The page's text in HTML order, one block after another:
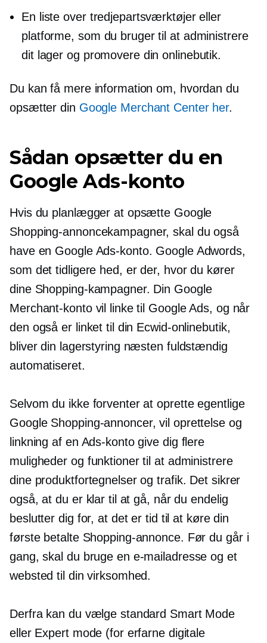
En liste over tredjepartsværktøjer eller
platforme, som du bruger til at administrere
dit lager og promovere din onlinebutik.
Du kan få mere information om, hvordan du
opsætter din Google Merchant Center her.
Sådan opsætter du en
Google Ads-konto
Hvis du planlægger at opsætte Google
Shopping-annoncekampagner, skal du også
have en Google Ads-konto. Google Adwords,
som det tidligere hed, er der, hvor du kører
dine Shopping-kampagner. Din Google
Merchant-konto vil linke til Google Ads, og når
den også er linket til din Ecwid-onlinebutik,
bliver din lagerstyring næsten fuldstændig
automatiseret.
Selvom du ikke forventer at oprette egentlige
Google Shopping-annoncer, vil oprettelse og
linkning af en Ads-konto give dig flere
muligheder og funktioner til at administrere
dine produktfortegnelser og trafik. Det sikrer
også, at du er klar til at gå, når du endelig
beslutter dig for, at det er tid til at køre din
første betalte Shopping-annonce. Før du går i
gang, skal du bruge en e-mailadresse og et
websted til din virksomhed.
Derfra kan du vælge standard Smart Mode
eller Expert mode (for erfarne digitale